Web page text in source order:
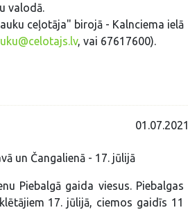
valodā.
ceļotāja" birojā - Kalnciema ielā
, vai 67617600).
01.07.2021
un Čangalienā - 17. jūlijā
Piebalgā gaida viesus. Piebalgas
17. jūlijā, ciemos gaidīs 11